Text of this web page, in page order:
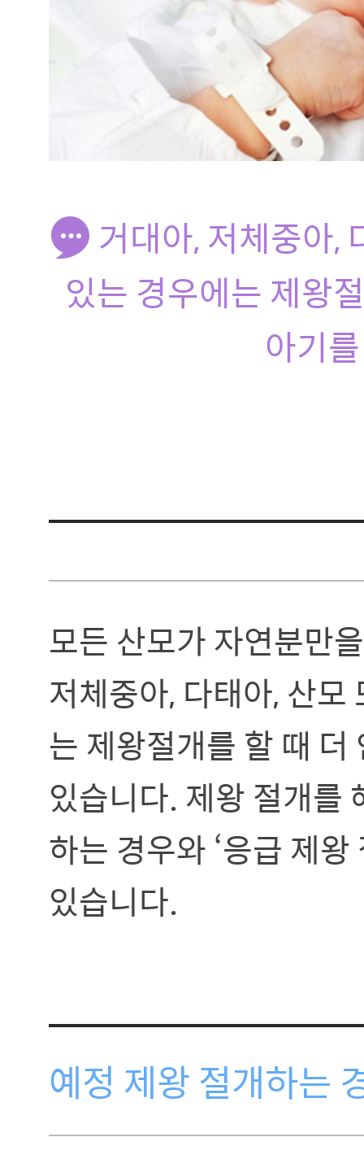
거대아, 저체중아,
있는 경우에는 제왕
아기
모든 산모가 자연분만
저체중아, 다태아, 산
는 제왕절개를 할 때
있습니다. 제왕 절개를
하는 경우와 ‘응급 제
있습니다.
예정 제왕 절개하는